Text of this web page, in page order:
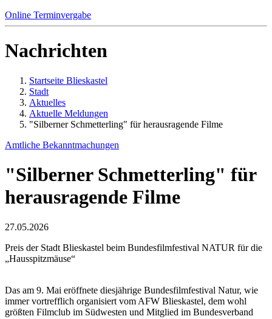
Online Terminvergabe
Nachrichten
Startseite Blieskastel
Stadt
Aktuelles
Aktuelle Meldungen
"Silberner Schmetterling" für herausragende Filme
Amtliche Bekanntmachungen
"Silberner Schmetterling" für
herausragende Filme
27.05.2026
Preis der Stadt Blieskastel beim Bundesfilmfestival NATUR für die
„Hausspitzmäuse“
Das am 9. Mai eröffnete diesjährige Bundesfilmfestival Natur, wie
immer vortrefflich organisiert vom AFW Blieskastel, dem wohl
größten Filmclub im Südwesten und Mitglied im Bundesverband